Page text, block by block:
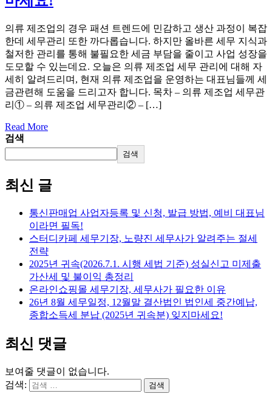
의류 제조업의 경우 패션 트렌드에 민감하고 생산 과정이 복잡
한데 세무관리 또한 까다롭습니다. 하지만 올바른 세무 지식과
철저한 관리를 통해 불필요한 세금 부담을 줄이고 사업 성장을
도모할 수 있는데요. 오늘은 의류 제조업 세무 관리에 대해 자
세히 알려드리며, 현재 의류 제조업을 운영하는 대표님들께 세
금관련해 도움을 드리고자 합니다. 목차 – 의류 제조업 세무관
리① – 의류 제조업 세무관리② – […]
Read More
검색
검색
최신 글
통신판매업 사업자등록 및 신청, 발급 방법, 예비 대표님
이라면 필독!
스터디카페 세무기장, 노량진 세무사가 알려주는 절세
전략
2025년 귀속(2026.7.1. 시행 세법 기준) 성실신고 미제출
가산세 및 불이익 총정리
온라인쇼핑몰 세무기장, 세무사가 필요한 이유
26년 8월 세무일정, 12월말 결산법인 법인세 중간예납,
종합소득세 분납 (2025년 귀속분) 잊지마세요!
최신 댓글
보여줄 댓글이 없습니다.
검색: